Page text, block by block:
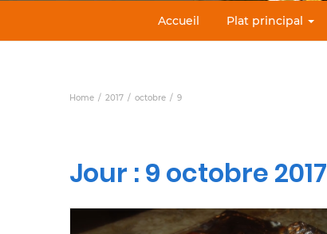
Accueil Plat principal
Home 2017 octobre 9
Jour : 9 octobre 2017